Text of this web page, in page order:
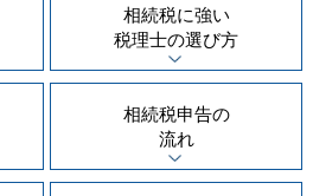
相続税に強い
税理士の選び方
相続税申告の
流れ